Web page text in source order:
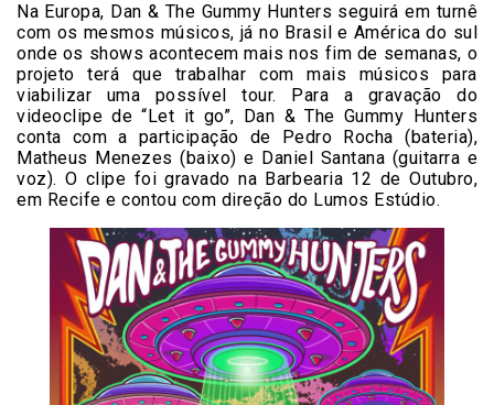
Na Europa, Dan & The Gummy Hunters seguirá em turnê
com os mesmos músicos, já no Brasil e América do sul
onde os shows acontecem mais nos fim de semanas, o
projeto terá que trabalhar com mais músicos para
viabilizar uma possível tour. Para a gravação do
videoclipe de “Let it go”, Dan & The Gummy Hunters
conta com a participação de Pedro Rocha (bateria),
Matheus Menezes (baixo) e Daniel Santana (guitarra e
voz). O clipe foi gravado na Barbearia 12 de Outubro,
em Recife e contou com direção do Lumos Estúdio.